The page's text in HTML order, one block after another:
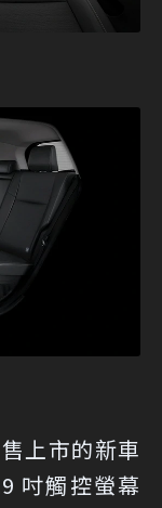
上市的新車
吋觸控螢幕